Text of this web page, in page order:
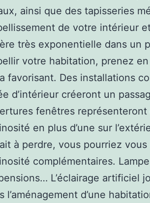
ainsi que des tapisseries
de votre intérieur
très exponentielle dans un
votre habitation, prenez
favorisant. Des installations
d’intérieur créeront un
fenêtres
en plus d’une sur
à perdre, vous pourriez
complémentaires.
L’éclairage artificiel
l’aménagement d’une